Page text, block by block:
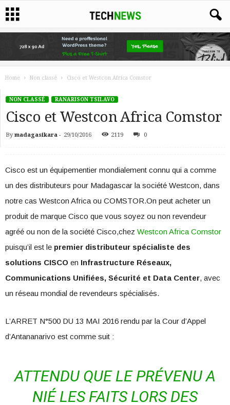
Home Non classé Cisco et Westcon Africa Comstor
NON CLASSÉ RANARISON TSILAVO
Cisco et Westcon Africa Comstor
By madagasikara - 29/10/2016 2119 0
Cisco est un équipementier mondialement connu qui a comme
un des distributeurs pour Madagascar la société Westcon, dans
notre cas Westcon Africa ou COMSTOR.On peut acheter un
produit de marque Cisco que vous soyez ou non revendeur
agréé ou non de la société Cisco,chez Westcon Africa Comstor
puisqu’il est le premier distributeur spécialiste des
solutions CISCO en Infrastructure Réseaux,
Communications Unifiées, Sécurité et Data Center, avec
un réseau mondial de revendeurs spécialisés.
L’ARRET N°500 DU 13 MAI 2016 rendu par la Cour d’Appel
d’Antananarivo est comme suit :
ATTENDU QUE LE PRÉVENU A
NIÉ LES FAITS LORS DES